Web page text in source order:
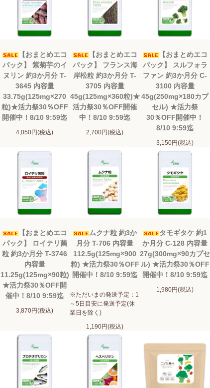
【おまとめエコ
パック】 紫菊芋のイ
ヌリン 約3か月分 T-
3645 内容量
33.75g(125mg×270
粒)★活力祭30％OFF
開催中！8/10 9:59迄
4,050円(税込)
【おまとめエコ
パック】 フランス海
岸松粒 約3か月分 T-
3705 内容量
45g(125mg×360粒)★
活力祭30％OFF開催
中！8/10 9:59迄
2,700円(税込)
【おまとめエコ
パック】 スルフォラ
ファン 約3か月分 C-
3100 内容量
45g(250mg×180カプ
セル) ★活力祭
30％OFF開催中！
8/10 9:59迄
3,150円(税込)
【おまとめエコ
パック】 ロイテリ菌
粒 約3か月分 T-3746
内容量
11.25g(125mg×90粒)
★活力祭30％OFF開
催中！8/10 9:59迄
3,870円(税込)
ムクナ粒 約3か
月分 T-706 内容量
112.5g(125mg×900
粒) ★活力祭30％OFF
開催中！8/10 9:59迄
※ただいまの発送予定：1
～5日目安に発送予定(休
業日を除く)
1,190円(税込)
タモギタケ 約1
か月分 C-128 内容量
27g(300mg×90カプセ
ル) ★活力祭30％OFF
開催中！8/10 9:59迄
1,980円(税込)